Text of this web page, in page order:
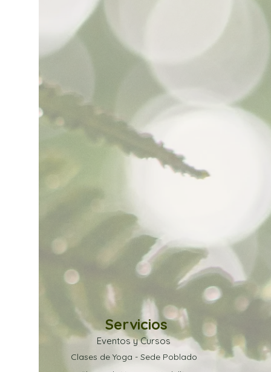
Cualquier inquietud sobre
cursos y demás eventos del
Poblado puedes escribirnos a
nuestro WhatsApp
Los esperamos para
compartir en unión y amor.
Servicios
Eventos y Cursos
Clases de Yoga - Sede Poblado